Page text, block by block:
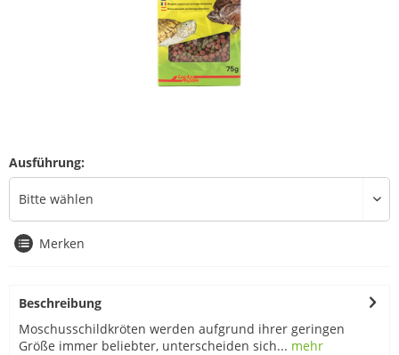
Ausführung:
Merken
Beschreibung
Moschusschildkröten werden aufgrund ihrer geringen
Größe immer beliebter, unterscheiden sich... mehr